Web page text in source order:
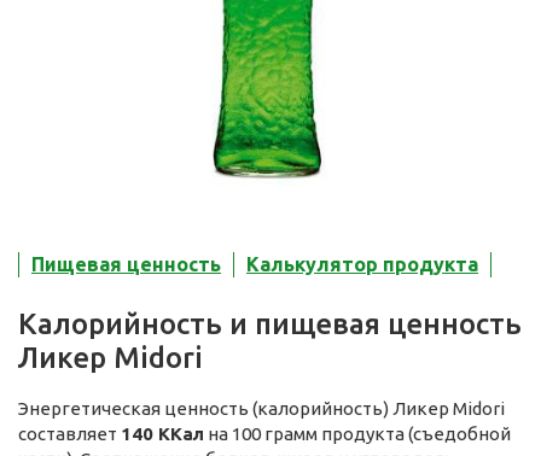
Пищевая ценность Калькулятор продукта
Калорийность и пищевая ценность
Ликер Midori
Энергетическая ценность (калорийность) Ликер Midori
составляет 140 ККал на 100 грамм продукта (съедобной